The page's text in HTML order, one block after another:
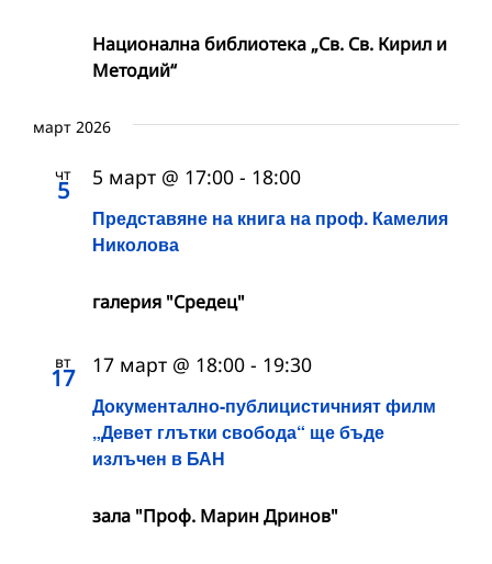
Национална библиотека „Св. Св. Кирил и
Методий“
март 2026
чт
5
Представяне на книга на проф. Камелия
Николова
5 март @ 17:00 - 18:00
галерия "Средец"
вт
17
Документално-публицистичният филм
„Девет глътки свобода“ ще бъде
излъчен в БАН
17 март @ 18:00 - 19:30
зала "Проф. Марин Дринов"